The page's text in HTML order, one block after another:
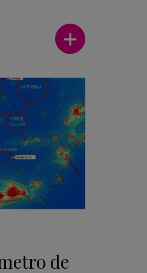
Ver más
de